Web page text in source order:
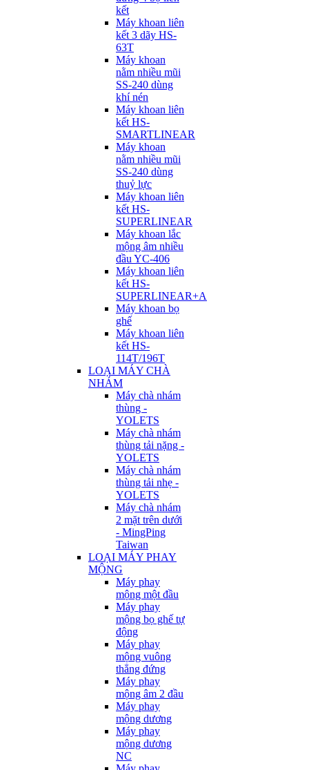
kết
Máy khoan liên
kết 3 dãy HS-
63T
Máy khoan
nằm nhiều mũi
SS-240 dùng
khí nén
Máy khoan liên
kết HS-
SMARTLINEAR
Máy khoan
nằm nhiều mũi
SS-240 dùng
thuỷ lực
Máy khoan liên
kết HS-
SUPERLINEAR
Máy khoan lắc
mộng âm nhiều
đầu YC-406
Máy khoan liên
kết HS-
SUPERLINEAR+A
Máy khoan bọ
ghế
Máy khoan liên
kết HS-
114T/196T
LOẠI MÁY CHÀ
NHÁM
Máy chà nhám
thùng -
YOLETS
Máy chà nhám
thùng tải nặng -
YOLETS
Máy chà nhám
thùng tải nhẹ -
YOLETS
Máy chà nhám
2 mặt trên dưới
- MingPing
Taiwan
LOẠI MÁY PHAY
MỘNG
Máy phay
mộng một đầu
Máy phay
mộng bọ ghế tự
động
Máy phay
mộng vuông
thẳng đứng
Máy phay
mộng âm 2 đầu
Máy phay
mộng dương
Máy phay
mộng dương
NC